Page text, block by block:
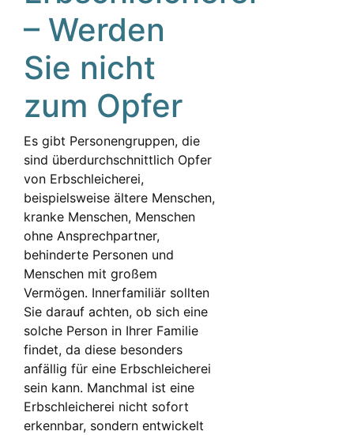
– Werden
Sie nicht
zum Opfer
Es gibt Personengruppen, die
sind überdurchschnittlich Opfer
von Erbschleicherei,
beispielsweise ältere Menschen,
kranke Menschen, Menschen
ohne Ansprechpartner,
behinderte Personen und
Menschen mit großem
Vermögen. Innerfamiliär sollten
Sie darauf achten, ob sich eine
solche Person in Ihrer Familie
findet, da diese besonders
anfällig für eine Erbschleicherei
sein kann. Manchmal ist eine
Erbschleicherei nicht sofort
erkennbar, sondern entwickelt